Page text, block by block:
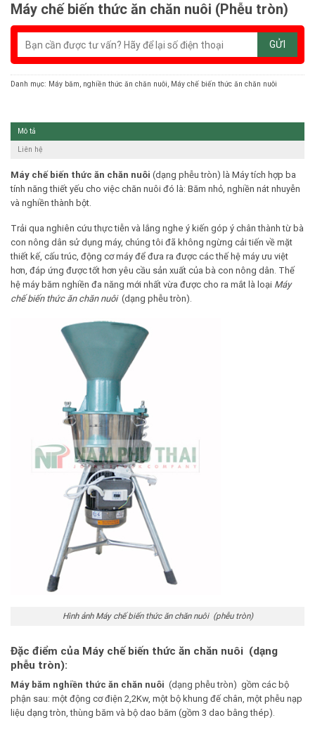
Máy chế biến thức ăn chăn nuôi (Phễu tròn)
Danh mục: Máy băm, nghiền thức ăn chăn nuôi, Máy chế biến thức ăn chăn nuôi
Mô tả
Liên hệ
Máy chế biến thức ăn chăn nuôi (dạng phễu tròn) là Máy tích hợp ba
tính năng thiết yếu cho việc chăn nuôi đó là: Băm nhỏ, nghiền nát nhuyễn
và nghiền thành bột.
Trải qua nghiên cứu thực tiễn và lắng nghe ý kiến góp ý chân thành từ bà
con nông dân sử dụng máy, chúng tôi đã không ngừng cải tiến về mặt
thiết kế, cấu trúc, động cơ máy để đưa ra được các thế hệ máy ưu việt
hơn, đáp ứng được tốt hơn yêu cầu sản xuất của bà con nông dân. Thế
hệ máy băm nghiền đa năng mới nhất vừa được cho ra mắt là loại Máy
chế biến thức ăn chăn nuôi(dạng phễu tròn).
Hình ảnh Máy chế biến thức ăn chăn nuôi (phễu tròn)
Đặc điểm của Máy chế biến thức ăn chăn nuôi (dạng
phễu tròn):
Máy băm nghiền thức ăn chăn nuôi (dạng phễu tròn) gồm các bộ
phận sau: một động cơ điện 2,2Kw, một bộ khung đế chân, một phễu nạp
liệu dạng tròn, thùng băm và bộ dao băm (gồm 3 dao bằng thép).